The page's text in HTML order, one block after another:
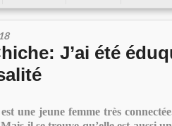
J’ai été
une jeune femme très